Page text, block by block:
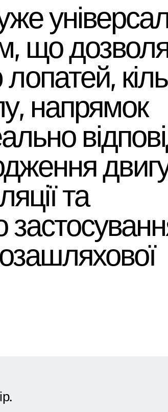
що
напрямок
та